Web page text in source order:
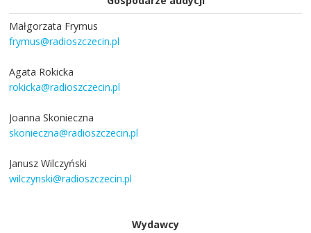
Małgorzata Frymus
frymus@radioszczecin.pl
Agata Rokicka
rokicka@radioszczecin.pl
Joanna Skonieczna
skonieczna@radioszczecin.pl
Janusz Wilczyński
wilczynski@radioszczecin.pl
Wydawcy